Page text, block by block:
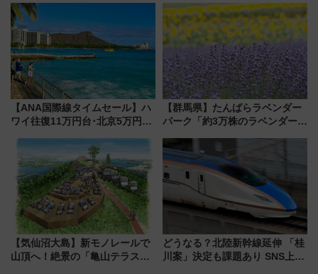
【ANA国際線タイムセール】ハ
ワイ往復11万円台･北京5万円台
来春のGW旅行まで狙える激ア
ツ路線まとめ（8/10まで）
【群馬県】たんばらラベンダー
パーク「約3万株のラベンダー」
で都心から約1時間半で夏の絶景
を！
【気仙沼大島】新モノレールで
山頂へ！絶景の「亀山テラス
どうなる？北陸新幹線延伸 「桂
川案」決定も課題あり SNS上の